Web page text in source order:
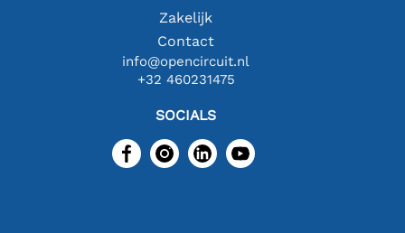
Zakelijk
Contact
info@opencircuit.nl
+32 460231475
SOCIALS